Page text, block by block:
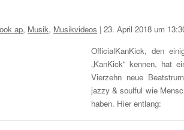
ap, Musik, Musikvideos |23. April 2018 um
OfficialKanKick, den
„KanKick“ kennen, hat
Vierzehn neue
jazzy & soulful wie
haben. Hier entlang: